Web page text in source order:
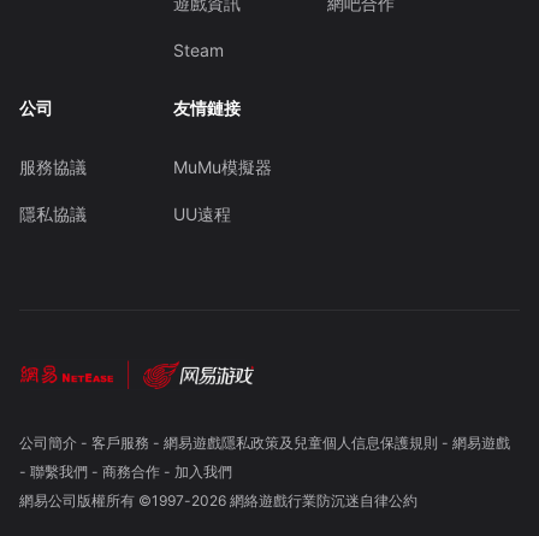
Steam
公司
服務協議
隱私協議
友情鏈接
MuMu模擬器
UU遠程
公司簡介- 客戶服務 - 網易遊戲隱私政策及兒童個人信息保護規則 - 網易遊戲
- 聯繫我們- 商務合作- 加入我們
網易公司版權所有 ©1997-2026 網絡遊戲行業防沉迷自律公約